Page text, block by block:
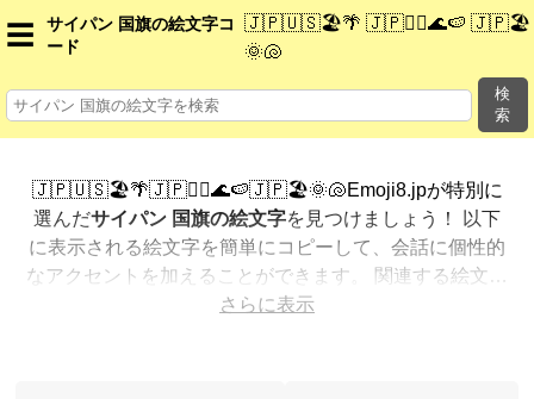
☰
サイパン 国旗の絵文字コ
ード
🇯🇵🇺🇸🏖️🌴 🇯🇵🏄‍♂️🌊🍉 🇯🇵🏖️
🌞🐚
検
索
🇯🇵🇺🇸🏖️🌴🇯🇵🏄‍♂️🌊🍉🇯🇵🏖️🌞🐚Emoji8.jpが特別に
選んだサイパン 国旗の絵文字を見つけましょう！ 以下
に表示される絵文字を簡単にコピーして、会話に個性的
なアクセントを加えることができます。 関連する絵文字
を最も人気のある順に表示しました。さらに多くのオプ
さらに表示